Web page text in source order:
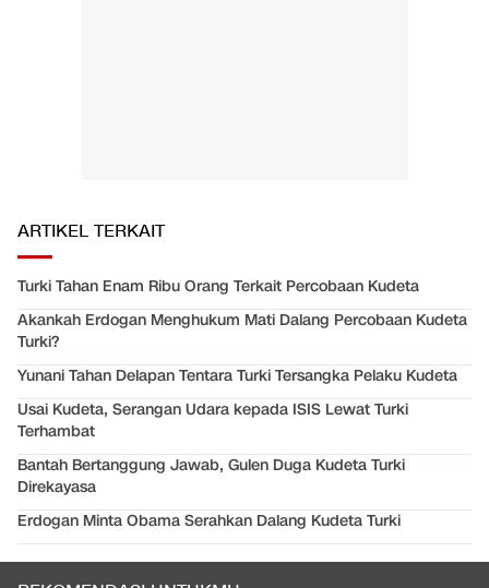
ARTIKEL TERKAIT
Turki Tahan Enam Ribu Orang Terkait Percobaan Kudeta
Akankah Erdogan Menghukum Mati Dalang Percobaan Kudeta
Turki?
Yunani Tahan Delapan Tentara Turki Tersangka Pelaku Kudeta
Usai Kudeta, Serangan Udara kepada ISIS Lewat Turki
Terhambat
Bantah Bertanggung Jawab, Gulen Duga Kudeta Turki
Direkayasa
Erdogan Minta Obama Serahkan Dalang Kudeta Turki